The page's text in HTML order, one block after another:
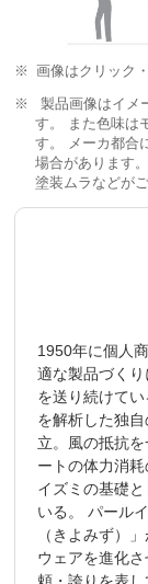
画像はクリック
製品画像はイメ
す。 また色味は
す。 メーカ都合
場合があります
塗装ムラなどが
1950年に個人
適な製品づく
を送り続けて
を解析した独
立。風の抵抗
ートの体力消
イズミの基礎
いる。 パール
（きよみず）
ウェアを進化
頼・誇りを表し